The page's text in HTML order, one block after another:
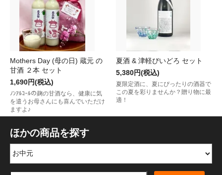
Mothers Day (母の日) 蔵元 の
甘酒 ２本 セット
1,690円(税込)
ﾉﾝｱﾙｺｰﾙの麹の甘酒なら、健康に気
を遣うお母さんにも喜んでいただけ
ますよ♪
夏酒 & 津軽びいどろ セット
5,380円(税込)
夏限定酒に、夏にぴったりの酒器で
この夏を彩りませんか？贈り物に最
適！
ほかの商品を探す